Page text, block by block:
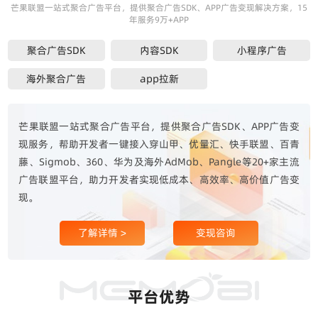
芒果联盟一站式聚合广告平台，提供聚合广告SDK、APP广告变现解决方案，15
年服务9万+APP
聚合广告SDK 内容SDK
小程序广告
海外聚合广告
app拉新
芒果联盟一站式聚合广告平台，提供聚合广告SDK、APP广告变
现服务，帮助开发者一键接入穿山甲、优量汇、快手联盟、百青
藤、Sigmob、360、华为及海外AdMob、Pangle等20+家主流
广告联盟平台，助力开发者实现低成本、高效率、高价值广告变
现。
了解详情 > 变现咨询
平台优势